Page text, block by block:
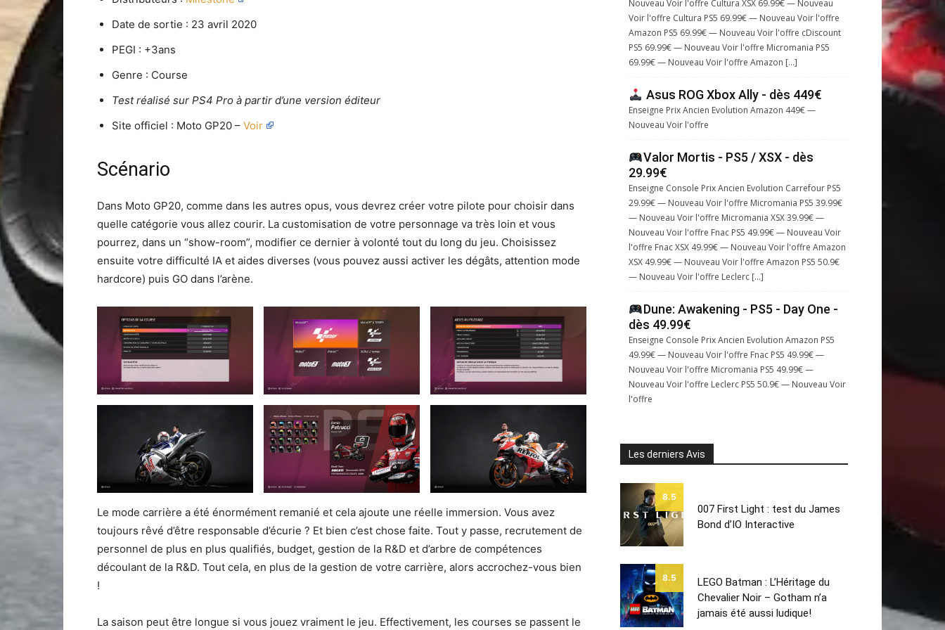
Date de sortie : 23 avril 2020
PEGI : +3ans
Genre : Course
Test réalisé sur PS4 Pro à partir d’une version éditeur
Site officiel : Moto GP20 – Voir
Scénario
Dans Moto GP20, comme dans les autres opus, vous devrez créer votre pilote pour choisir dans
quelle catégorie vous allez courir. La customisation de votre personnage va très loin et vous
pourrez, dans un “show-room”, modifier ce dernier à volonté tout du long du jeu. Choisissez
ensuite votre difficulté IA et aides diverses (vous pouvez aussi activer les dégâts, attention mode
hardcore) puis GO dans l’arène.
Le mode carrière a été énormément remanié et cela ajoute une réelle immersion. Vous avez
toujours rêvé d’être responsable d’écurie ? Et bien c’est chose faite. Tout y passe, recrutement de
personnel de plus en plus qualifiés, budget, gestion de la R&D et d’arbre de compétences
découlant de la R&D. Tout cela, en plus de la gestion de votre carrière, alors accrochez-vous bien
!
La saison peut être longue si vous jouez vraiment le jeu. Effectivement, les courses se passent le
Nouveau Voir l'offre Cultura XSX 69.99€ — Nouveau
Voir l'offre Cultura PS5 69.99€ — Nouveau Voir l'offre
Amazon PS5 69.99€ — Nouveau Voir l'offre cDiscount
PS5 69.99€ — Nouveau Voir l'offre Micromania PS5
69.99€ — Nouveau Voir l'offre Amazon […]
Asus ROG Xbox Ally - dès 449€
Enseigne Prix Ancien Evolution Amazon 449€ —
Nouveau Voir l'offre
Valor Mortis - PS5 / XSX - dès
29.99€
Enseigne Console Prix Ancien Evolution Carrefour PS5
29.99€ — Nouveau Voir l'offre Micromania PS5 39.99€
— Nouveau Voir l'offre Micromania XSX 39.99€ —
Nouveau Voir l'offre Fnac PS5 49.99€ — Nouveau Voir
l'offre Fnac XSX 49.99€ — Nouveau Voir l'offre Amazon
XSX 49.99€ — Nouveau Voir l'offre Amazon PS5 50.9€
— Nouveau Voir l'offre Leclerc […]
Dune: Awakening - PS5 - Day One -
dès 49.99€
Enseigne Console Prix Ancien Evolution Amazon PS5
49.99€ — Nouveau Voir l'offre Fnac PS5 49.99€ —
Nouveau Voir l'offre Micromania PS5 49.99€ —
Nouveau Voir l'offre Leclerc PS5 50.9€ — Nouveau Voir
l'offre
Les derniers Avis
8.5
007 First Light : test du James
Bond d’IO Interactive
8.5
LEGO Batman : L’Héritage du
Chevalier Noir – Gotham n’a
jamais été aussi ludique!